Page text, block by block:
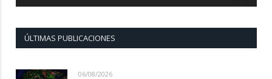
ÚLTIMAS PUBLICACIONES
06/08/2026